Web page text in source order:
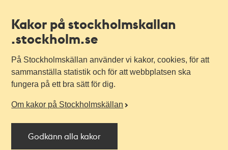
Kakor på stockholmskallan
.stockholm.se
På Stockholmskällan använder vi kakor, cookies, för att
sammanställa statistik och för att webbplatsen ska
fungera på ett bra sätt för dig.
Om kakor på Stockholmskällan
Godkänn alla kakor